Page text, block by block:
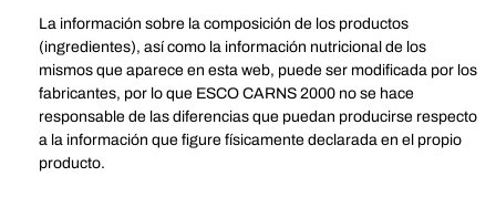
La información sobre la composición de los productos
(ingredientes), así como la información nutricional de los
mismos que aparece en esta web, puede ser modificada por los
fabricantes, por lo que ESCO CARNS 2000 no se hace
responsable de las diferencias que puedan producirse respecto
a la información que figure físicamente declarada en el propio
producto.